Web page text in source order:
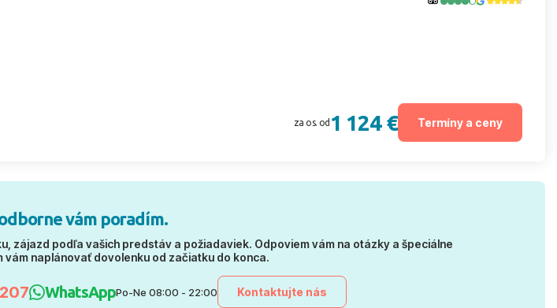
za os. od 1 124 € Termíny a ceny
vám poradím.
zájazd podľa vašich predstáv a požiadaviek. Odpoviem vám na otázky a špeciálne
vám naplánovať dovolenku od začiatku do konca.
WhatsAppPo-Ne 08:00 - 22:00 Kontaktujte nás